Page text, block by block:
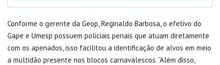
Conforme o gerente da Geop, Reginaldo Barbosa, o efetivo do
Gape e Umesp possuem policiais penais que atuam diretamente
com os apenados, isso facilitou a identificação de alvos em meio
a multidão presente nos blocos carnavalescos. “Além disso,